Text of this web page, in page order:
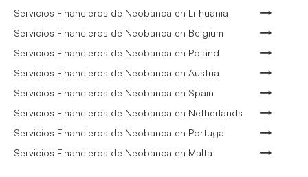
Servicios Financieros de Neobanca en Lithuania
Servicios Financieros de Neobanca en Belgium
Servicios Financieros de Neobanca en Poland
Servicios Financieros de Neobanca en Austria
Servicios Financieros de Neobanca en Spain
Servicios Financieros de Neobanca en Netherlands
Servicios Financieros de Neobanca en Portugal
Servicios Financieros de Neobanca en Malta